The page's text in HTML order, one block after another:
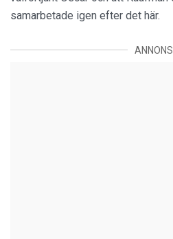
samarbetade igen efter det här.
ANNONS